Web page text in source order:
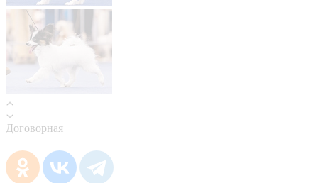
Договорная